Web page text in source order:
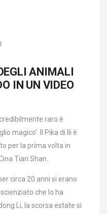
ANIMALI
IN UN VIDEO
raro è
magico’. Il Pika di Ili è
per la prima volta in
Tian Shan.
circa 20 anni si erano
che lo ha
Li, la scorsa estate si